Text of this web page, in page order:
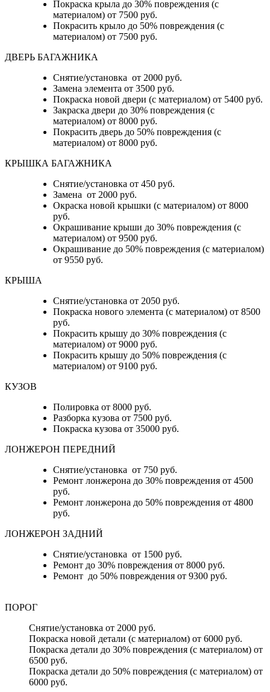
Покраска крыла до 30% повреждения (с
материалом) от 7500 руб.
Покрасить крыло до 50% повреждения (с
материалом) от 7500 руб.
ДВЕРЬ БАГАЖНИКА
Снятие/установка от 2000 руб.
Замена элемента от 3500 руб.
Покраска новой двери (с материалом) от 5400 руб.
Закраска двери до 30% повреждения (с
материалом) от 8000 руб.
Покрасить дверь до 50% повреждения (с
материалом) от 8000 руб.
КРЫШКА БАГАЖНИКА
Снятие/установка от 450 руб.
Замена от 2000 руб.
Окраска новой крышки (с материалом) от 8000
руб.
Окрашивание крыши до 30% повреждения (с
материалом) от 9500 руб.
Окрашивание до 50% повреждения (с материалом)
от 9550 руб.
КРЫША
Снятие/установка от 2050 руб.
Покраска нового элемента (с материалом) от 8500
руб.
Покрасить крышу до 30% повреждения (с
материалом) от 9000 руб.
Покрасить крышу до 50% повреждения (с
материалом) от 9100 руб.
КУЗОВ
Полировка от 8000 руб.
Разборка кузова от 7500 руб.
Покраска кузова от 35000 руб.
ЛОНЖЕРОН ПЕРЕДНИЙ
Снятие/установка от 750 руб.
Ремонт лонжерона до 30% повреждения от 4500
руб.
Ремонт лонжерона до 50% повреждения от 4800
руб.
ЛОНЖЕРОН ЗАДНИЙ
Снятие/установка от 1500 руб.
Ремонт до 30% повреждения от 8000 руб.
Ремонт до 50% повреждения от 9300 руб.
ПОРОГ
Снятие/установка от 2000 руб.
Покраска новой детали (с материалом) от 6000 руб.
Покраска детали до 30% повреждения (с материалом) от
6500 руб.
Покраска детали до 50% повреждения (с материалом) от
6000 руб.